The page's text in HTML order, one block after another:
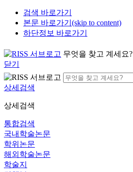
검색 바로가기
본문 바로가기(skip to content)
하단정보 바로가기
무엇을 찾고 계세요?
닫기
상세검색
상세검색
통합검색
국내학술논문
학위논문
해외학술논문
학술지